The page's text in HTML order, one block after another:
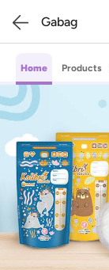
Home Products
Gabag